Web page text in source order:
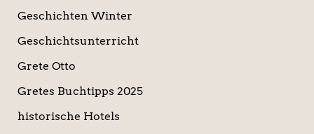
Geschichten Winter
Geschichtsunterricht
Grete Otto
Gretes Buchtipps 2025
historische Hotels